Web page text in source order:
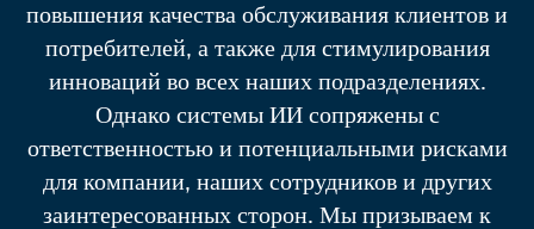
повышения качества обслуживания клиентов и
потребителей, а также для стимулирования
инноваций во всех наших подразделениях.
Однако системы ИИ сопряжены с
ответственностью и потенциальными рисками
для компании, наших сотрудников и других
заинтересованных сторон. Мы призываем к